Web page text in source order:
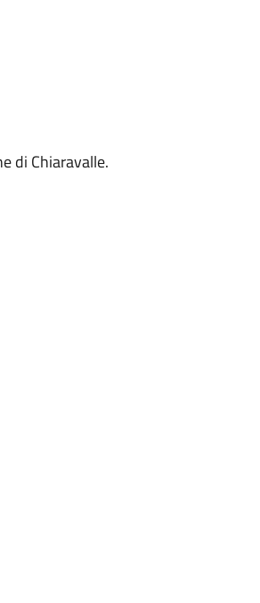
di Chiaravalle.